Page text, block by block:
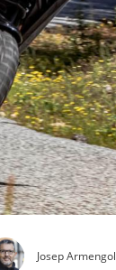
Josep Armengol